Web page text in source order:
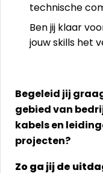
technische
Ben jij klaar
jouw skills het
Begeleid jij
gebied van
kabels en
projecten?
Zo ga jij de